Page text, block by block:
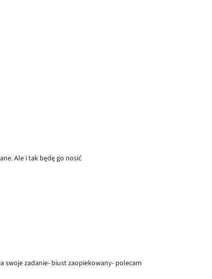
Ale i tak będę go nosić
swoje zadanie- biust zaopiekowany- polecam